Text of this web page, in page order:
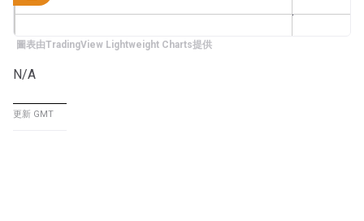
圖表由TradingView Lightweight Charts提供
N/A
更新 GMT